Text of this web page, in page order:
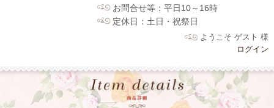
お問合せ等：平日10～16時
定休日：土日・祝祭日
ようこそ ゲスト 様
ログイン